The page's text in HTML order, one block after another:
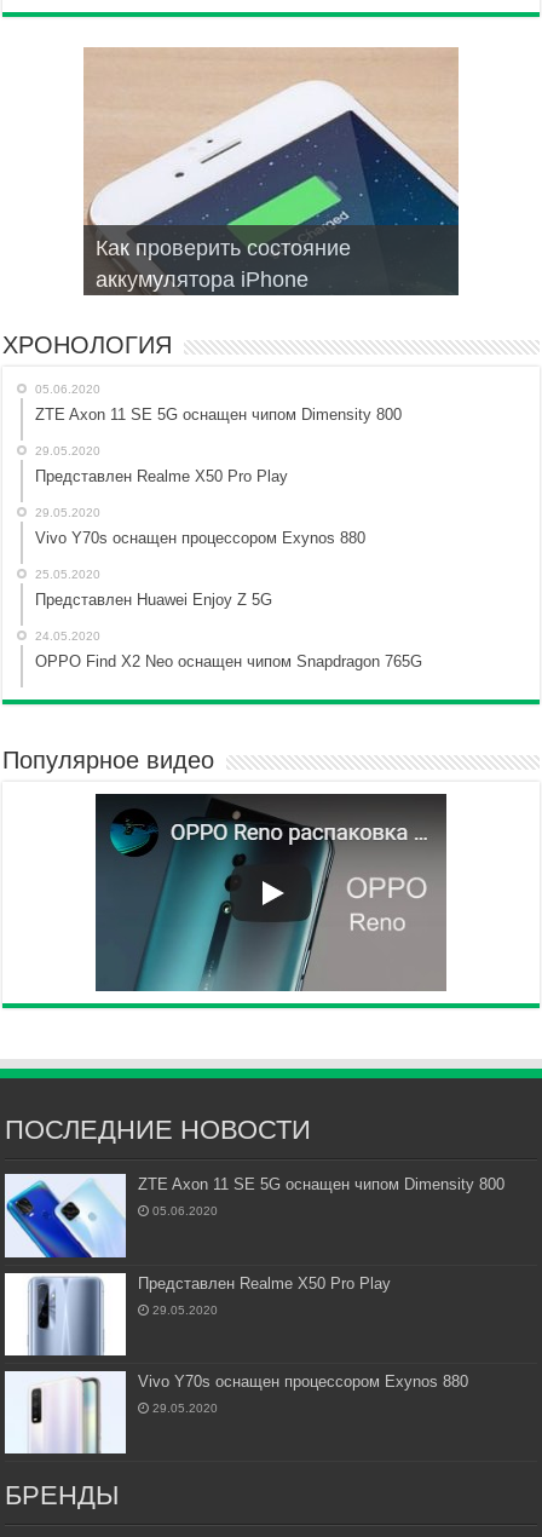
Как проверить состояние
аккумулятора iPhone
Запись текста голосом на Android
топ приложений
Браузеры для смартфонов на
Android и iphone
Не включается Iphone, как
оживить?
Мобильные операционные
системы для смартфонов
ХРОНОЛОГИЯ
05.06.2020
ZTE Axon 11 SE 5G оснащен чипом Dimensity 800
29.05.2020
Представлен Realme X50 Pro Play
29.05.2020
Vivo Y70s оснащен процессором Exynos 880
25.05.2020
Представлен Huawei Enjoy Z 5G
24.05.2020
OPPO Find X2 Neo оснащен чипом Snapdragon 765G
Популярное видео
ПОСЛЕДНИЕ НОВОСТИ
ZTE Axon 11 SE 5G оснащен чипом Dimensity 800
05.06.2020
Представлен Realme X50 Pro Play
29.05.2020
Vivo Y70s оснащен процессором Exynos 880
29.05.2020
БРЕНДЫ